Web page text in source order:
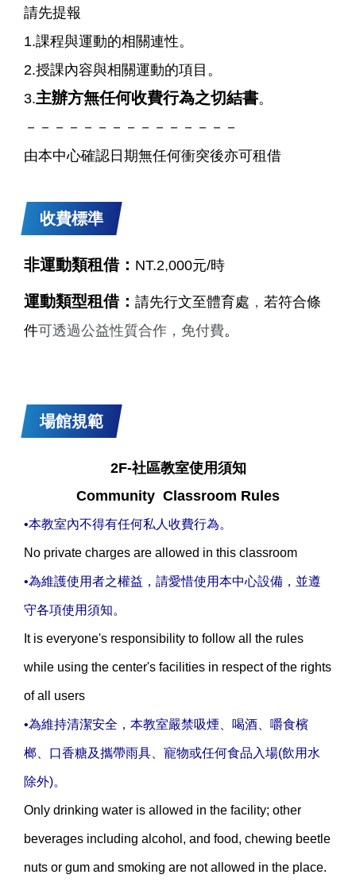
請先提報
1.課程與運動的相關連性。
2.授課內容與相關運動的項目。
3.主辦方無任何收費行為之切結書。
－－－－－－－－－－－－－－－
由本中心確認日期無任何衝突後亦可租借
收費標準
非運動類租借： NT.2,000元/時
運動類型租借： 請先行文至體育處 ， 若符合條
件可透過公益性質合作 ， 免付費。
場館規範
2F-社區教室使用須知
Community Classroom Rules
•本教室內不得有任何私人收費行為。
No private charges are allowed in this classroom
•為維護使用者之權益，請愛惜使用本中心設備，並遵
守各項使用須知。
It is everyone's responsibility to follow all the rules
while using the center's facilities in respect of the rights
of all users
•為維持清潔安全，本教室嚴禁吸煙、喝酒、嚼食檳
榔、口香糖及攜帶雨具、寵物或任何食品入場(飲用水
除外)。
Only drinking water is allowed in the facility; other
beverages including alcohol, and food, chewing beetle
nuts or gum and smoking are not allowed in the place.